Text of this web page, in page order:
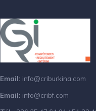
Email: info@criburkina.com
Email: info@cribf.com